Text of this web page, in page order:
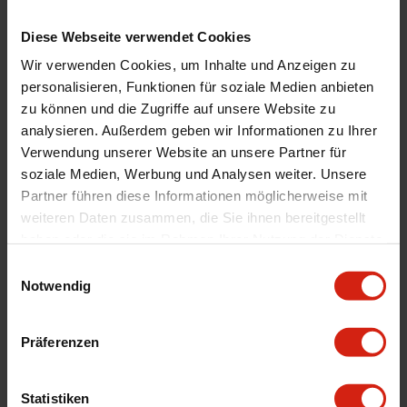
Diese Webseite verwendet Cookies
Wir verwenden Cookies, um Inhalte und Anzeigen zu
personalisieren, Funktionen für soziale Medien anbieten
zu können und die Zugriffe auf unsere Website zu
analysieren. Außerdem geben wir Informationen zu Ihrer
Verwendung unserer Website an unsere Partner für
soziale Medien, Werbung und Analysen weiter. Unsere
Partner führen diese Informationen möglicherweise mit
weiteren Daten zusammen, die Sie ihnen bereitgestellt
Notwendig
Präferenzen
Statistiken
Menge
Satz von 2
Automarkenname
Jeep
Automodell Name
Grand Cherokee
Universal
Nein
Version
T1 Sport geschlitzt
Geeignet Für